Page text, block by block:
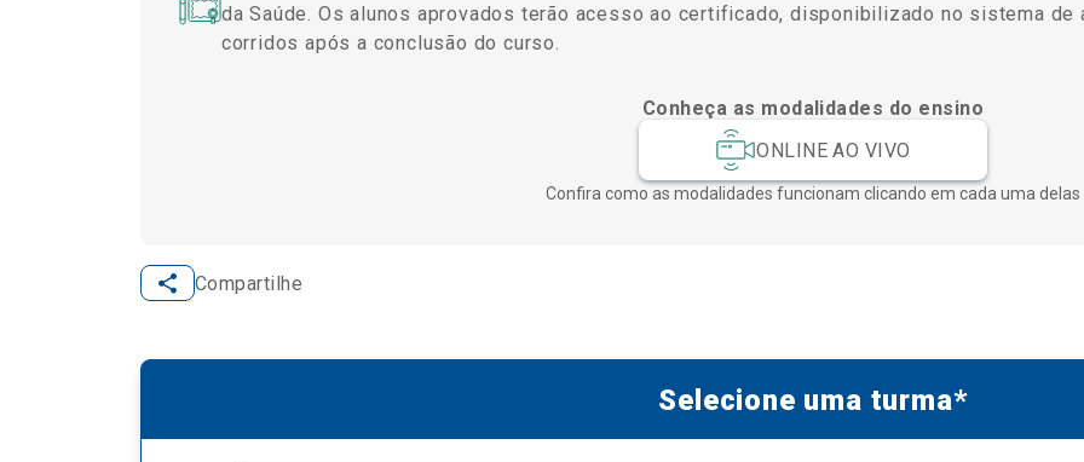
da Saúde. Os alunos aprovados terão acesso ao certificado, disponibilizado no sistema de
corridos após a conclusão do curso.
Conheça as modalidades do ensino
ONLINE AO VIVO
Confira como as modalidades funcionam clicando em cada uma delas
Compartilhe
Selecione uma turma*